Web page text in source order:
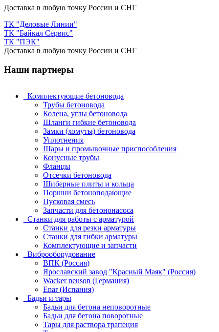
Доставка в любую точку России и СНГ
ТК "Деловые Линии"
ТК "Байкал Сервис"
ТК "ПЭК"
Доставка в любую точку России и СНГ
Наши партнеры
Комплектующие бетоновода
Трубы бетоновода
Колена, углы бетоновода
Шланги гибкие бетоновода
Замки (хомуты) бетоновода
Уплотнения
Шары и промывочные приспособления
Конусные трубы
Фланцы
Отсечки бетоновода
Шиберные плиты и кольца
Поршни бетоноподающие
Пусковая смесь
Запчасти для бетононасоса
Станки для работы с арматурой
Станки для резки арматуры
Станки для гибки арматуры
Комплектующие и запчасти
Виброоборудование
ВПК (Россия)
Ярославский завод "Красный Маяк" (Россия)
Wacker neuson (Германия)
Enar (Испания)
Бадьи и тары
Бадьи для бетона неповоротные
Бадьи для бетона поворотные
Тары для раствора трапеция